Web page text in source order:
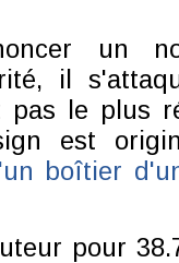
un
il
pas le plus
est
boîtier
pour